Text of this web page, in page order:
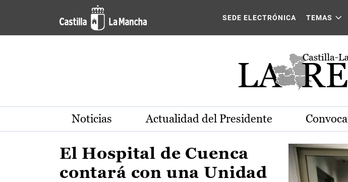
Pasar al contenido principal
Actualidad de la región de Castilla-La
SEDE ELECTRÓNICA TEMAS
Noticias Actualidad del Presidente
El Hospital de Cuenca
contará con una Unidad